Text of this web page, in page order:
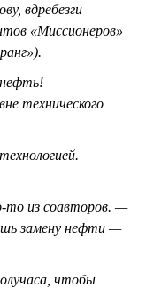
вдребезги
«Миссионеров»
нефть! —
технического
то из соавторов. —
замену нефти —
чтобы